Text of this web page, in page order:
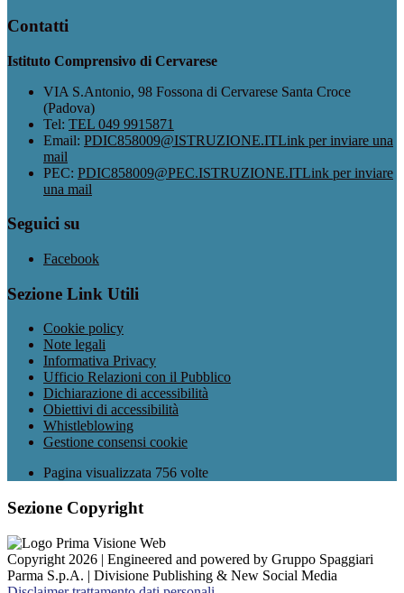
Contatti
Istituto Comprensivo di Cervarese
VIA S.Antonio, 98 Fossona di Cervarese Santa Croce
(Padova)
Tel: TEL 049 9915871
Email: PDIC858009@ISTRUZIONE.ITLink per inviare una
mail
PEC: PDIC858009@PEC.ISTRUZIONE.ITLink per inviare
una mail
Seguici su
Facebook
Sezione Link Utili
Cookie policy
Note legali
Informativa Privacy
Ufficio Relazioni con il Pubblico
Dichiarazione di accessibilità
Obiettivi di accessibilità
Whistleblowing
Gestione consensi cookie
Pagina visualizzata 756 volte
Sezione Copyright
Copyright 2026 | Engineered and powered by Gruppo Spaggiari
Parma S.p.A. | Divisione Publishing & New Social Media